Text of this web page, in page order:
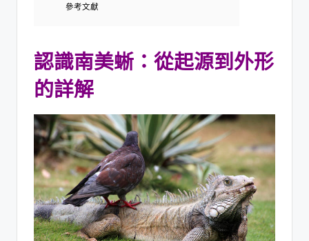
參考文獻
認識南美蜥：從起源到外形
的詳解